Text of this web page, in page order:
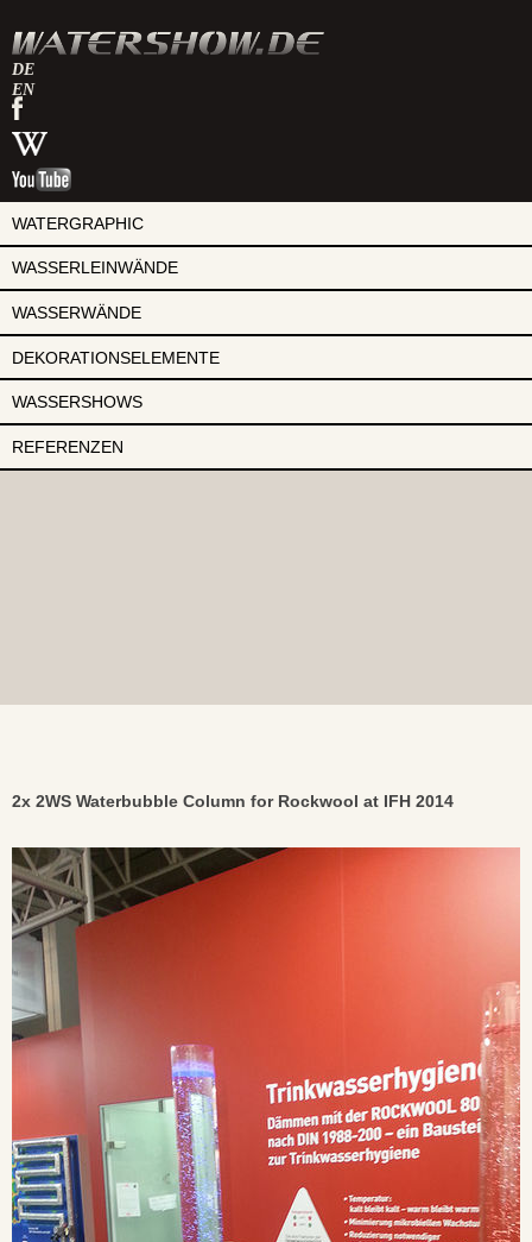
DE
EN
watershow
auf
facebook
watershow
bei
wikipedia
watershow
youtube
WATERGRAPHIC
WASSERLEINWÄNDE
WASSERWÄNDE
DEKORATIONSELEMENTE
WASSERSHOWS
REFERENZEN
2x 2WS Waterbubble Column for Rockwool at IFH 2014